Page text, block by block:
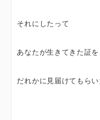
それにしたって
あなたが生きてきた証を
だれかに見届けてもら